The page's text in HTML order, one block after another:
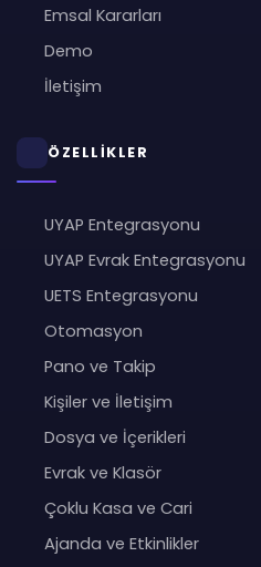
Emsal Kararları
Demo
İletişim
ÖZELLİKLER
UYAP Entegrasyonu
UYAP Evrak Entegrasyonu
UETS Entegrasyonu
Otomasyon
Pano ve Takip
Kişiler ve İletişim
Dosya ve İçerikleri
Evrak ve Klasör
Çoklu Kasa ve Cari
Ajanda ve Etkinlikler